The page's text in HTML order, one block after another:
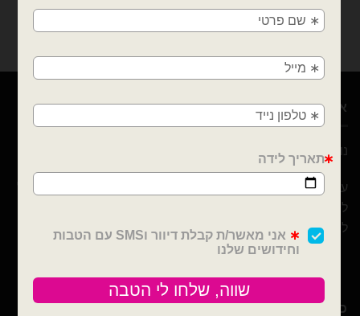
אודות
נוי עמיר – שיווק והפצה בלונים וציוד נלווה לצרכן ובסיטונאות
עם 10 שנות ניסיון ומבחר הבלונים הגדול והמובחר בארץ אנו נוכל
לספק לכם / לעצב לכם כל אירוע! מהקטן ועד לגדול! אנחנו כאן
ליצור לכם אירוע כפי בקשתכם
כתובת ויצירת קשר
משלוחים מהיום למחר!
חולון, בת ים, תל אביב, ראשון לציון, גבעתיים, רמת
גן, בני ברק, אזור, נס ציונה, רמלה, לוד, אשדוד, יבנה,